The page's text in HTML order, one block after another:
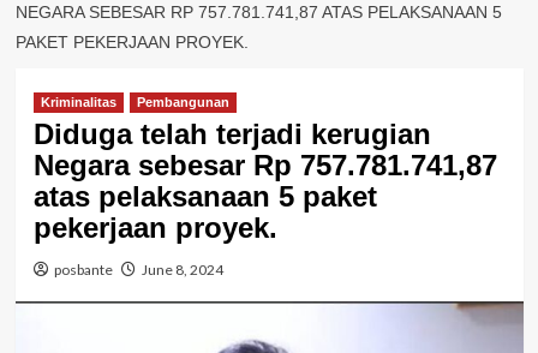
NEGARA SEBESAR RP 757.781.741,87 ATAS PELAKSANAAN 5
PAKET PEKERJAAN PROYEK.
Kriminalitas Pembangunan
Diduga telah terjadi kerugian
Negara sebesar Rp 757.781.741,87
atas pelaksanaan 5 paket
pekerjaan proyek.
posbante June 8, 2024